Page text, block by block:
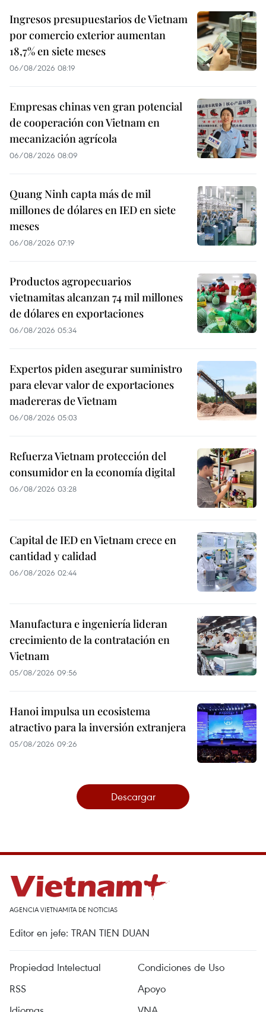
Ingresos presupuestarios de Vietnam
por comercio exterior aumentan
18,7% en siete meses
06/08/2026 08:19
Empresas chinas ven gran potencial
de cooperación con Vietnam en
mecanización agrícola
06/08/2026 08:09
Quang Ninh capta más de mil
millones de dólares en IED en siete
meses
06/08/2026 07:19
Productos agropecuarios
vietnamitas alcanzan 74 mil millones
de dólares en exportaciones
06/08/2026 05:34
Expertos piden asegurar suministro
para elevar valor de exportaciones
madereras de Vietnam
06/08/2026 05:03
Refuerza Vietnam protección del
consumidor en la economía digital
06/08/2026 03:28
Capital de IED en Vietnam crece en
cantidad y calidad
06/08/2026 02:44
Manufactura e ingeniería lideran
crecimiento de la contratación en
Vietnam
05/08/2026 09:56
Hanoi impulsa un ecosistema
atractivo para la inversión extranjera
05/08/2026 09:26
Descargar
AGENCIA VIETNAMITA DE NOTICIAS
Editor en jefe: TRAN TIEN DUAN
Propiedad Intelectual
Condiciones de Uso
RSS
Apoyo